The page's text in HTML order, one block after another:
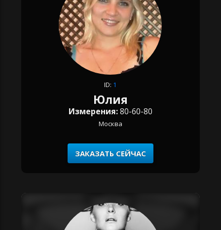
ID: 1
Юлия
Измерения:80-60-80
Москва
ЗАКАЗАТЬ СЕЙЧАС